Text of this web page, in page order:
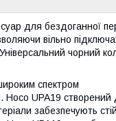
для бездоганної
вільно
чорний
спектром
Hoco UPA19 створений
забезпечують